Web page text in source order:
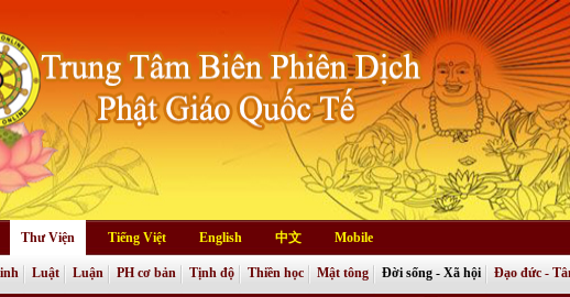
Thư Viện Tiếng Việt English 中文 Mobile
Luật Luận PH cơ bản Tịnh độ Thiền học Mật tông Đời sống - Xã hội Đạo đức -